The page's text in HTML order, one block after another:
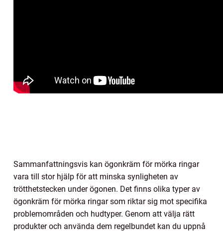
Sammanfattningsvis kan ögonkräm för mörka ringar
vara till stor hjälp för att minska synligheten av
trötthetstecken under ögonen. Det finns olika typer av
ögonkräm för mörka ringar som riktar sig mot specifika
problemområden och hudtyper. Genom att välja rätt
produkter och använda dem regelbundet kan du uppnå